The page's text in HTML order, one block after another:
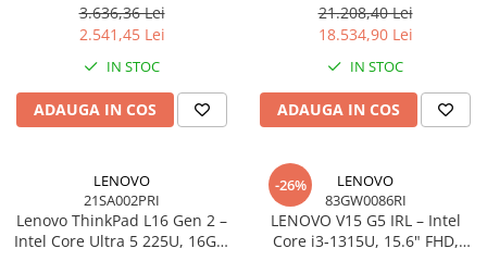
Cord
3.636,36 Lei
2.541,45 Lei
IN STOC
ADAUGA IN COS
2TB SSD, Wi‑Fi 7, 5G, W11P, 3Y
Premier
21.208,40 Lei
18.534,90 Lei
IN STOC
ADAUGA IN COS
LENOVO
21SA002PRI
Lenovo ThinkPad L16 Gen 2 –
Intel Core Ultra 5 225U, 16GB,
-26%
LENOVO
83GW0086RI
LENOVO V15 G5 IRL – Intel
Core i3‑1315U, 15.6" FHD,